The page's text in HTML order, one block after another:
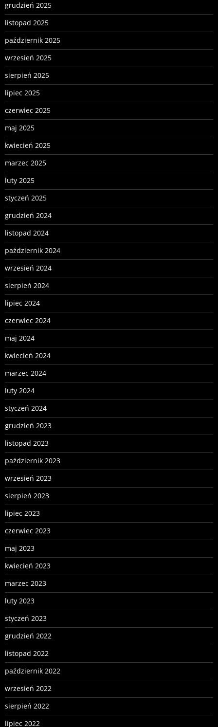
grudzień 2025
listopad 2025
październik 2025
wrzesień 2025
sierpień 2025
lipiec 2025
czerwiec 2025
maj 2025
kwiecień 2025
marzec 2025
luty 2025
styczeń 2025
grudzień 2024
listopad 2024
październik 2024
wrzesień 2024
sierpień 2024
lipiec 2024
czerwiec 2024
maj 2024
kwiecień 2024
marzec 2024
luty 2024
styczeń 2024
grudzień 2023
listopad 2023
październik 2023
wrzesień 2023
sierpień 2023
lipiec 2023
czerwiec 2023
maj 2023
kwiecień 2023
marzec 2023
luty 2023
styczeń 2023
grudzień 2022
listopad 2022
październik 2022
wrzesień 2022
sierpień 2022
lipiec 2022